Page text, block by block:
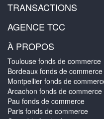
TRANSACTIONS
AGENCE TCC
À PROPOS
Toulouse fonds de commerce
Bordeaux fonds de commerce
Montpellier fonds de
Arcachon fonds de commerce
Pau fonds de commerce
Paris fonds de commerce